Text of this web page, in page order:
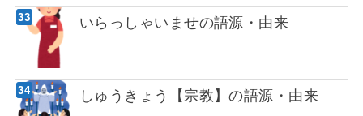
いらっしゃいませの語源・由来
しゅうきょう【宗教】の語源・由来